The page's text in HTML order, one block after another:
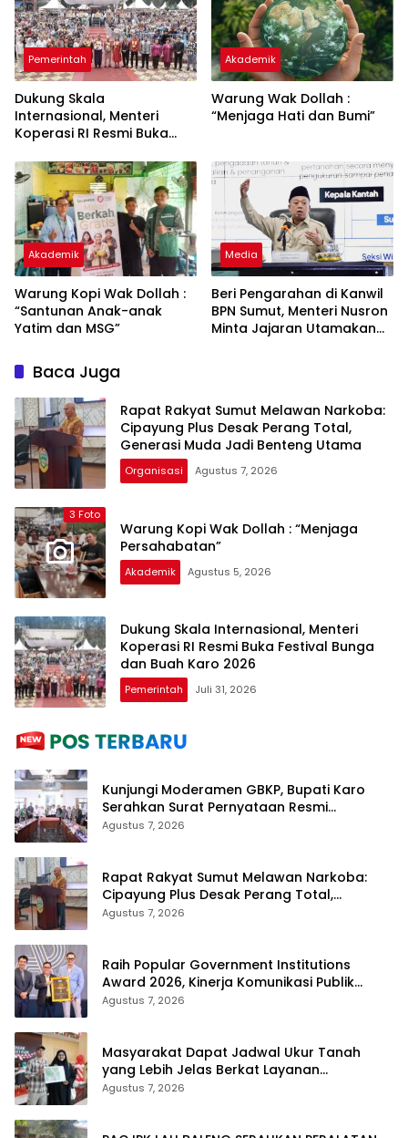
Pemerintah
Dukung Skala
Internasional, Menteri
Koperasi RI Resmi Buka
Karo 2026
Akademik
Warung Wak Dollah :
“Menjaga Hati dan Bumi”
Akademik
Warung Kopi Wak Dollah :
“Santunan Anak-anak
Yatim dan MSG”
Media
Beri Pengarahan di Kanwil
BPN Sumut, Menteri Nusron
Minta Jajaran Utamakan
Baca Juga
Rapat Rakyat Sumut Melawan Narkoba:
Cipayung Plus Desak Perang Total,
Generasi Muda Jadi Benteng Utama
Organisasi Agustus 7, 2026
3 Foto
Warung Kopi Wak Dollah : “Menjaga
Persahabatan”
Akademik Agustus 5, 2026
Dukung Skala Internasional, Menteri
Koperasi RI Resmi Buka Festival Bunga
dan Buah Karo 2026
Pemerintah Juli 31, 2026
Kunjungi Moderamen GBKP, Bupati Karo
Serahkan Surat Pernyataan Resmi
Penyerahan Aset RSUD Kabanjahe
Agustus 7, 2026
Rapat Rakyat Sumut Melawan Narkoba:
Cipayung Plus Desak Perang Total,
Generasi Muda Jadi Benteng Utama
Agustus 7, 2026
Raih Popular Government Institutions
Award 2026, Kinerja Komunikasi Publik
Kementerian ATR/BPN Kembali Diakui
Agustus 7, 2026
Masyarakat Dapat Jadwal Ukur Tanah
yang Lebih Jelas Berkat Layanan
Pengukuran Terjadwal
Agustus 7, 2026